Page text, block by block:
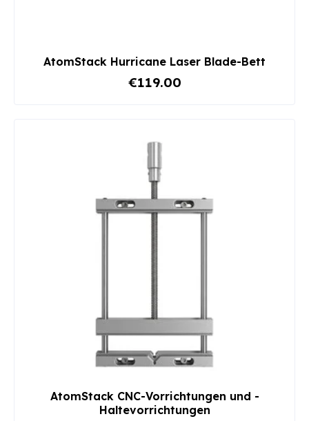
AtomStack Hurricane Laser Blade-Bett
€119.00
AtomStack CNC-Vorrichtungen und -
Haltevorrichtungen